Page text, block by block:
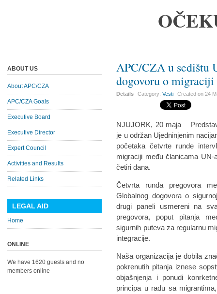
APC/CZA u sedištu
dogovoru o
Details Category:Vesti Created on24
NJUJORK, 20 maja –
je u održan Ujedninjenim
početaka četvrte runde
migraciji među članicama
četiri dana.
Četvrta runda pregovora
Globalnog dogovora o
drugi paneli usmereni na
pregovora, poput pitanja
sigurnih puteva za regularnu
integracije.
Naša organizacija je dobila
pokrenutih pitanja iznese
objašnjenja i ponudi
principa u radu sa
ABOUT US
About APC/CZA
APC/CZA Goals
Executive Board
Executive Director
Expert Council
Activities and Results
Related Links
LEGAL AID
Home
ONLINE
We have 1620 guests and no
members online